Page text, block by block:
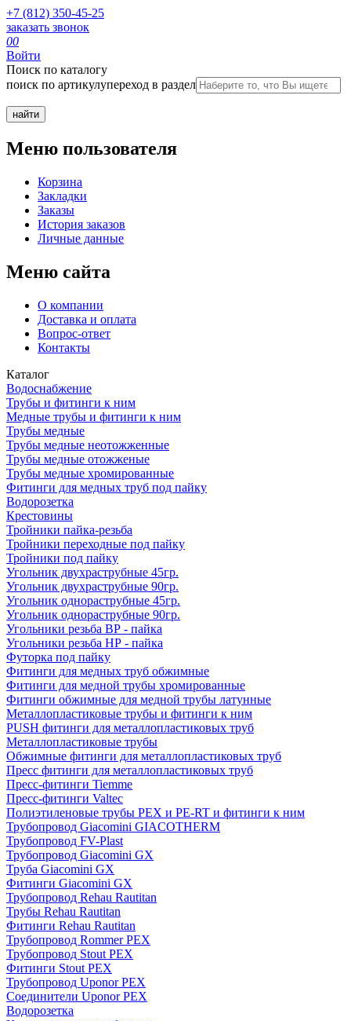
+7 (812) 350-45-25
заказать звонок
00
Войти
Поиск по каталогу
поиск по артикулупереход в раздел
Меню пользователя
Корзина
Закладки
Заказы
История заказов
Личные данные
Меню сайта
О компании
Доставка и оплата
Вопрос-ответ
Контакты
Каталог
Водоснабжение
Трубы и фитинги к ним
Медные трубы и фитинги к ним
Трубы медные
Трубы медные неотожженные
Трубы медные отожженые
Трубы медные хромированные
Фитинги для медных труб под пайку
Водорозетка
Крестовины
Тройники пайка-резьба
Тройники переходные под пайку
Тройники под пайку
Угольник двухраструбные 45гр.
Угольник двухраструбные 90гр.
Угольник однораструбные 45гр.
Угольник однораструбные 90гр.
Угольники резьба ВР - пайка
Угольники резьба НР - пайка
Футорка под пайку
Фитинги для медных труб обжимные
Фитинги для медной трубы хромированные
Фитинги обжимные для медной трубы латунные
Металлопластиковые трубы и фитинги к ним
PUSH фитинги для металлопластиковых труб
Металлопластиковые трубы
Обжимные фитинги для металлопластиковых труб
Пресс фитинги для металлопластиковых труб
Пресс-фитинги Tiemme
Пресс-фитинги Valtec
Полиэтиленовые трубы PEX и PE-RT и фитинги к ним
Трубопровод Giacomini GIACOTHERM
Трубопровод FV-Plast
Трубопровод Giacomini GX
Труба Giacomini GX
Фитинги Giacomini GX
Трубопровод Rehau Rautitan
Трубы Rehau Rautitan
Фитинги Rehau Rautitan
Трубопровод Rommer PEX
Трубопровод Stout PEX
Фитинги Stout PEX
Трубопровод Uponor PEX
Соединители Uponor PEX
Водорозетка